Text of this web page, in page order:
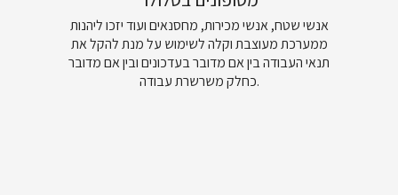
אנשי שטח, אנשי מכירות, מחסנאים ועוד יזכו ליהנות
ממערכת מעוצבת וקלה לשימוש על מנת להקל את
תנאי העבודה בין אם מדובר בעדכונים ובין אם מדובר
כחלק משרשרת עבודה.